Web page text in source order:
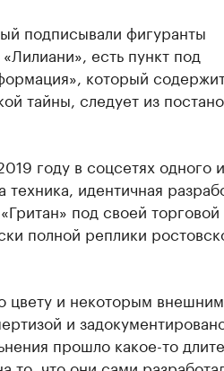
подписывали фигуранты
есть пункт под
который
тайны, следует из
году в соцсетях одного
идентичная
под своей
полной реплики
цвету и некоторым внешним
и
прошло какое-то